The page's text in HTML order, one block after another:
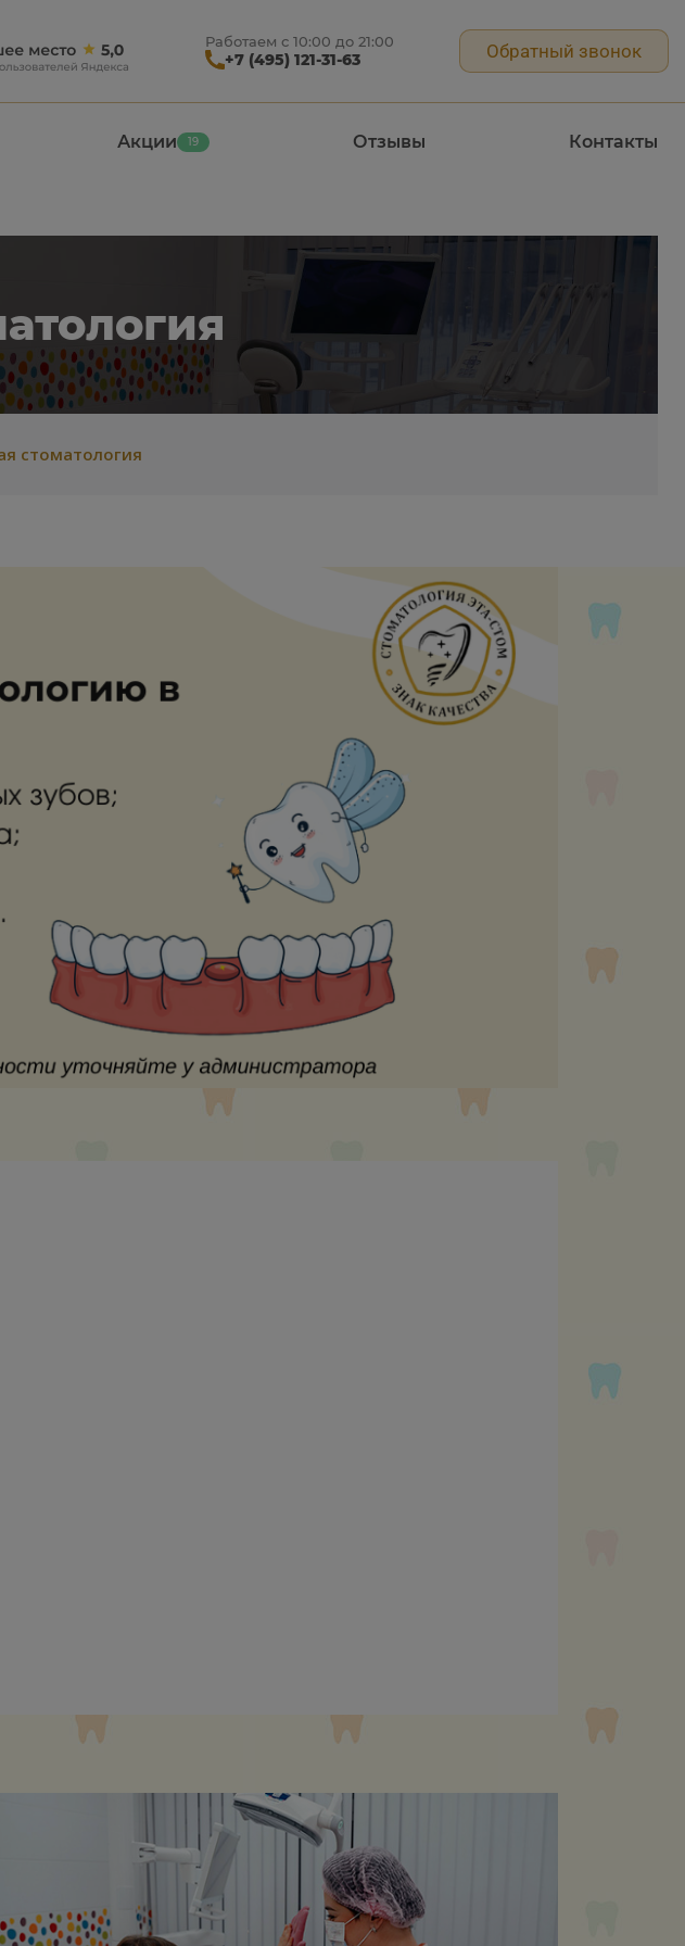
Работаем с 10:00 до 21:00
+7 (495) 121-31-63 Обратный звонок
Акции 19 Отзывы Контакты
стоматология